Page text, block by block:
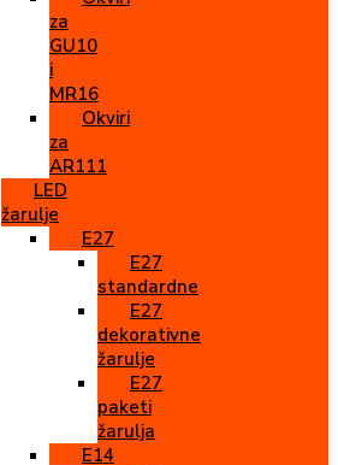
za
GU10
i
MR16
Okviri
za
AR111
LED
žarulje
E27
E27
standardne
E27
dekorativne
žarulje
E27
paketi
žarulja
E14